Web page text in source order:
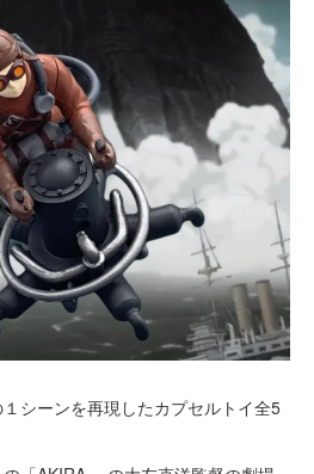
シーンを再現したカプセルトイ全5